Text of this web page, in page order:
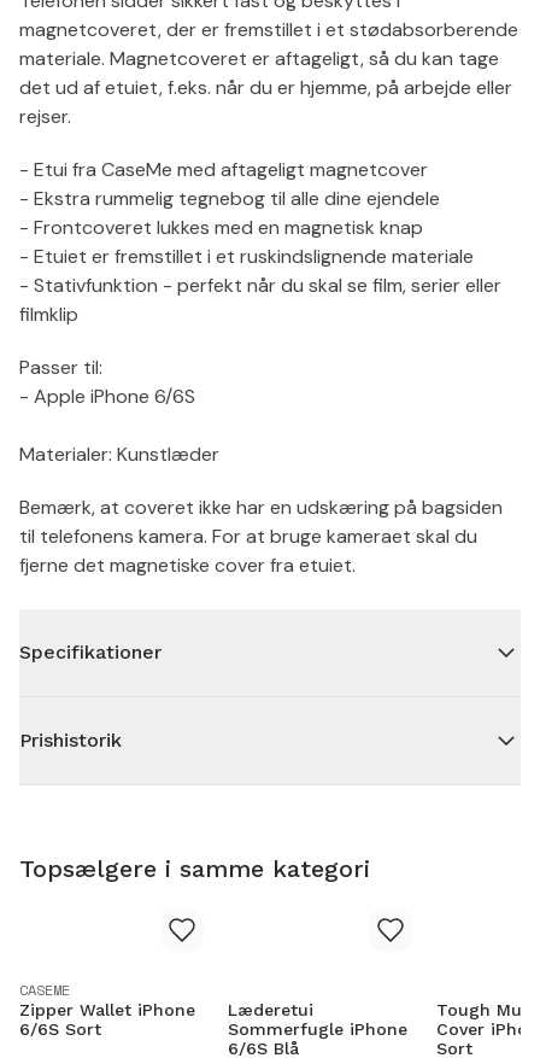
magnetcoveret, der er fremstillet i et stødabsorberende
materiale. Magnetcoveret er aftageligt, så du kan tage
det ud af etuiet, f.eks. når du er hjemme, på arbejde eller
rejser.
- Etui fra CaseMe med aftageligt magnetcover
- Ekstra rummelig tegnebog til alle dine ejendele
- Frontcoveret lukkes med en magnetisk knap
- Etuiet er fremstillet i et ruskindslignende materiale
- Stativfunktion - perfekt når du skal se film, serier eller
filmklip
Passer til:
- Apple iPhone 6/6S
Materialer: Kunstlæder
Bemærk, at coveret ikke har en udskæring på bagsiden
til telefonens kamera. For at bruge kameraet skal du
fjerne det magnetiske cover fra etuiet.
Specifikationer
Prishistorik
Topsælgere i samme kategori
CASEME
Zipper Wallet iPhone
6/6S Sort
Læderetui
Sommerfugle iPhone
6/6S Blå
Tough
Cover
Sort